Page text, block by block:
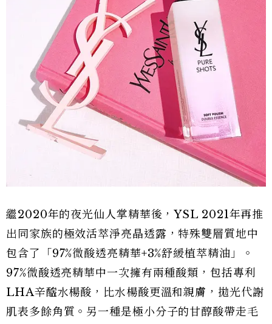
繼2020年的夜光仙人掌精華後，YSL 2021年再推
出同家族的極效活萃淨亮晶透露，特殊雙層質地中
包含了「97%微酸透亮精華+3%舒緩植萃精油」。
97%微酸透亮精華中一次擁有兩種酸類，包括專利
LHA辛醯水楊酸，比水楊酸更溫和親膚，拋光代謝
肌表多餘角質。另一種是極小分子的甘醇酸帶走毛